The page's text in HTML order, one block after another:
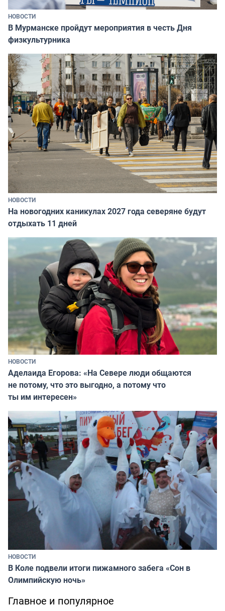
НОВОСТИ
В Мурманске пройдут мероприятия в честь Дня
физкультурника
НОВОСТИ
На новогодних каникулах 2027 года северяне будут
отдыхать 11 дней
НОВОСТИ
Аделаида Егорова: «На Севере люди общаются
не потому, что это выгодно, а потому что
ты им интересен»
НОВОСТИ
В Коле подвели итоги пижамного забега «Сон в
Олимпийскую ночь»
Главное и популярное